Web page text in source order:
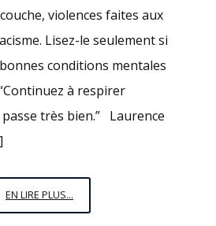
violences faites aux
Lisez-le seulement si
conditions mentales
à respirer
très bien.” Laurence
EN LIRE PLUS...